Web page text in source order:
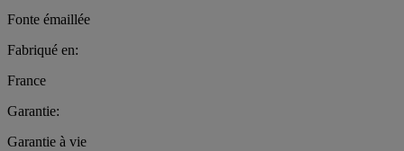
Fonte émaillée
Fabriqué en:
France
Garantie:
Garantie à vie